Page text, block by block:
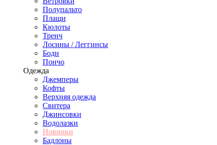
Полупальто
Плащи
Кюлоты
Тренч
Лосины / Леггинсы
Боди
Пончо
Одежда
Джемперы
Кофты
Верхняя одежда
Свитера
Джинсовки
Водолазки
Новинки
Бадлоны